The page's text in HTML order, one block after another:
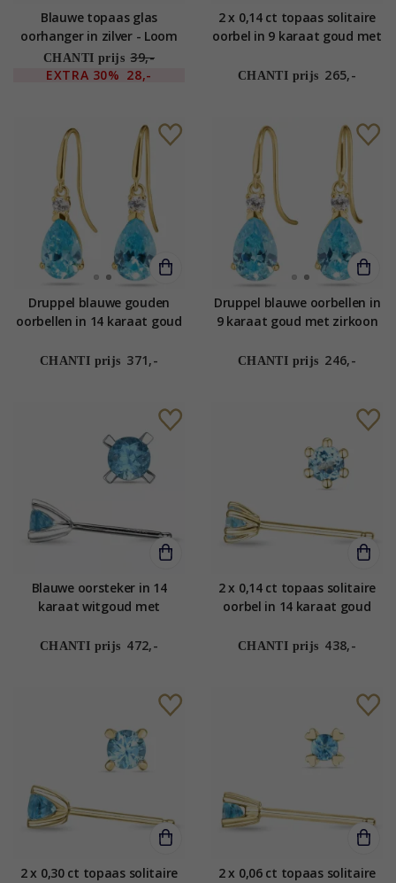
Blauwe topaas glas
oorhanger in zilver - Loom
Stones
CHANTI prijs 39,-
EXTRA 30% 28,-
2 x 0,14 ct topaas solitaire
oorbel in 9 karaat goud met
CHANTI prijs 265,-
Druppel blauwe gouden
oorbellen in 14 karaat goud
zirkoon - Gold Collection
CHANTI prijs 371,-
Druppel blauwe oorbellen in
9 karaat goud met zirkoon
Gold Collection
CHANTI prijs 246,-
Blauwe oorsteker in 14
karaat witgoud met
CHANTI prijs 472,-
2 x 0,14 ct topaas solitaire
oorbel in 14 karaat goud
CHANTI prijs 438,-
2 x 0,30 ct topaas solitaire
2 x 0,06 ct topaas solitaire